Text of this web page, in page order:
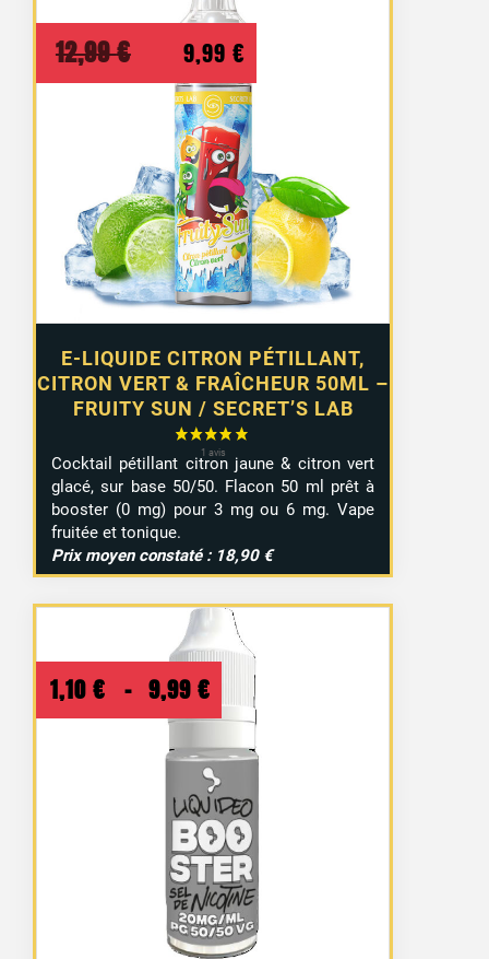
E-LIQUIDE CITRON PÉTILLANT,
CITRON VERT & FRAÎCHEUR 50ML –
FRUITY SUN / SECRET’S LAB
12,99€
Le
prix
initial
était :
12,99 €.
9,99 €
prix
actuel
est :
9,99 €.
Cocktail pétillant citron jaune & citron vert
glacé, sur base 50/50. Flacon 50 ml prêt à
booster (0 mg) pour 3 mg ou 6 mg. Vape
fruitée et tonique.
Prix moyen constaté : 18,90 €
1,10 € – 9,99 €
Plage
de
prix :
1,10 €
à
9,99 €